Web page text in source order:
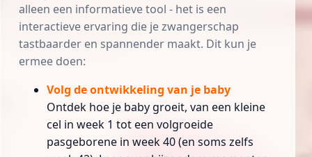
alleen een informatieve tool - het is een
interactieve ervaring die je zwangerschap
tastbaarder en spannender maakt. Dit kun je
ermee doen:
Volg de ontwikkeling van je baby
Ontdek hoe je baby groeit, van een kleine
cel in week 1 tot een volgroeide
pasgeborene in week 40 (en soms zelfs